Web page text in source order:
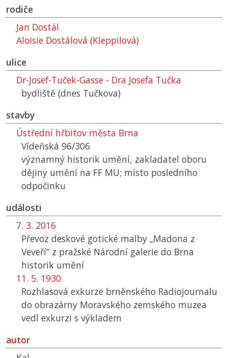
rodiče
Jan Dostál
Aloisie Dostálová (Kleppilová)
ulice
Dr-Josef-Tuček-Gasse - Dra Josefa Tučka
bydliště (dnes Tučkova)
stavby
Ústřední hřbitov města Brna
Vídeňská 96/306
významný historik umění, zakladatel oboru
dějiny umění na FF MU; místo posledního
odpočinku
události
7. 3. 2016
Převoz deskové gotické malby „Madona z
Veveří“ z pražské Národní galerie do Brna
historik umění
11. 5. 1930
Rozhlasová exkurze brněnského Radiojournalu
do obrazárny Moravského zemského muzea
vedl exkurzi s výkladem
autor